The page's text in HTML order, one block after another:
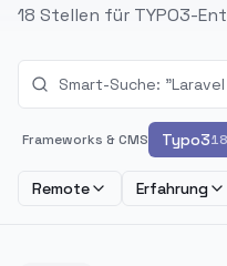
18 Stellen für TYPO3-
Frameworks & CMS Typo318
Remote Erfahrung